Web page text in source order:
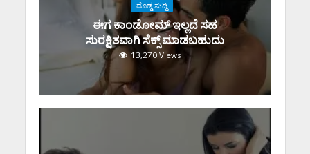
ದೊಡ್ಡ ಸುದ್ದಿ
ಈಗ ಕಾಂಡೋಮ್‌ ಇಲ್ಲದೆ ಸಹ
ಸುರಕ್ಷಿತವಾಗಿ ಸೆಕ್ಸ್‌ ಮಾಡಬಹುದು
13,270 Views